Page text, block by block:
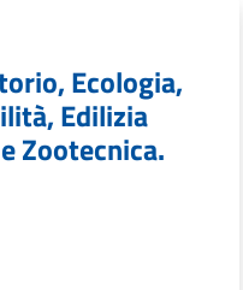
Ecologia,
Edilizia
Zootecnica.